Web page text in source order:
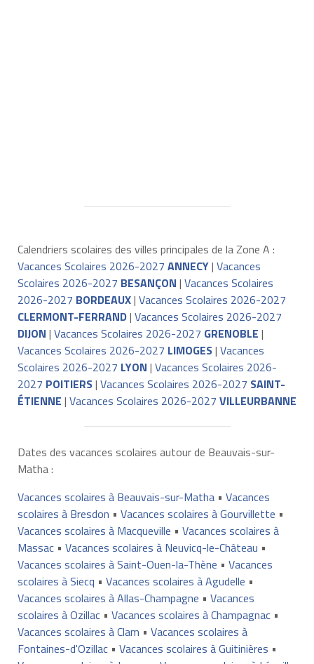
Calendriers scolaires des villes principales de la Zone A :
Vacances Scolaires 2026-2027 ANNECY| Vacances
Scolaires 2026-2027 BESANÇON | Vacances Scolaires
2026-2027 BORDEAUX| Vacances Scolaires 2026-2027
CLERMONT-FERRAND| Vacances Scolaires 2026-2027
DIJON | Vacances Scolaires 2026-2027 GRENOBLE |
Vacances Scolaires 2026-2027 LIMOGES| Vacances
Scolaires 2026-2027 LYON | Vacances Scolaires 2026-
2027 POITIERS| Vacances Scolaires 2026-2027 SAINT-
ÉTIENNE | Vacances Scolaires 2026-2027 VILLEURBANNE
Dates des vacances scolaires autour de Beauvais-sur-
Matha :
Vacances scolaires à Beauvais-sur-Matha• Vacances
scolaires à Bresdon • Vacances scolaires à Gourvillette •
Vacances scolaires à Macqueville • Vacances scolaires à
Massac• Vacances scolaires à Neuvicq-le-Château •
Vacances scolaires à Saint-Ouen-la-Thène • Vacances
scolaires à Siecq • Vacances scolaires à Agudelle •
Vacances scolaires à Allas-Champagne • Vacances
scolaires à Ozillac• Vacances scolaires à Champagnac•
Vacances scolaires à Clam • Vacances scolaires à
Fontaines-d'Ozillac• Vacances scolaires à Guitinières •